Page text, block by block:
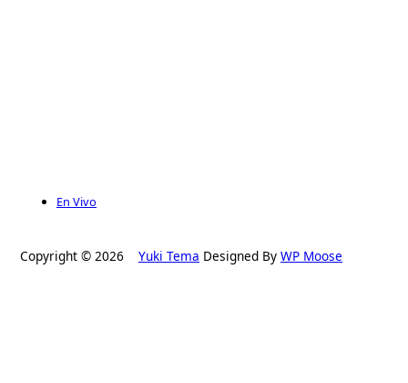
En Vivo
Copyright © 2026 Yuki Tema Designed By WP Moose